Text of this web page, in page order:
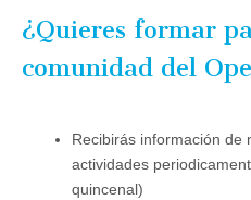
¿Quieres formar
comunidad del
Recibirás información de
actividades
quincenal)